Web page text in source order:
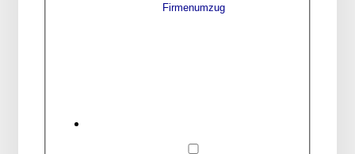
Firmenumzug